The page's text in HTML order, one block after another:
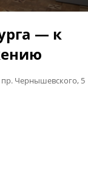
— к
пр. Чернышевского, 5